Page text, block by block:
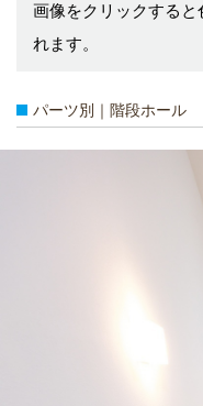
画像をクリックする
れます。
パーツ別｜階段ホール